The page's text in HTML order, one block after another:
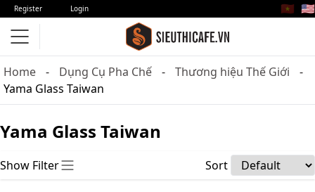
Register Login 🇻🇳 🇺🇸
Home Dụng Cụ Pha Chế
Thương hiệu Thế Giới
Yama Glass Taiwan
Yama Glass Taiwan
Show Filter Sort